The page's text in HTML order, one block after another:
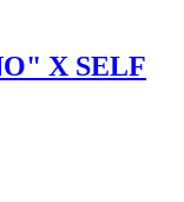
X SELF